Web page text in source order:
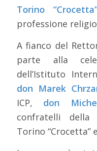
Torino
professione
A fianco del
parte alla
dell’Istituto
don Marek
ICP, don
confratelli della
Torino “Crocetta”